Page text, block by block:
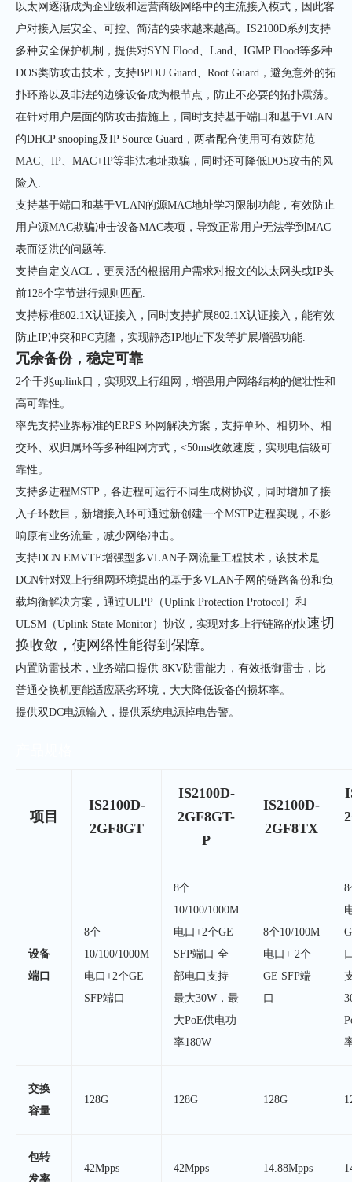
以太网逐渐成为企业级和运营商级网络中的主流接入模式，因此客
户对接入层安全、可控、简洁的要求越来越高。IS2100D系列支持
多种安全保护机制，提供对SYN Flood、Land、IGMP Flood等多种
DOS类防攻击技术，支持BPDU Guard、Root Guard，避免意外的拓
扑环路以及非法的边缘设备成为根节点，防止不必要的拓扑震荡。
在针对用户层面的防攻击措施上，同时支持基于端口和基于VLAN
的DHCP snooping及IP Source Guard，两者配合使用可有效防范
MAC、IP、MAC+IP等非法地址欺骗，同时还可降低DOS攻击的风
险入.
支持基于端口和基于VLAN的源MAC地址学习限制功能，有效防止
用户源MAC欺骗冲击设备MAC表项，导致正常用户无法学到MAC
表而泛洪的问题等.
支持自定义ACL，更灵活的根据用户需求对报文的以太网头或IP头
前128个字节进行规则匹配.
支持标准802.1X认证接入，同时支持扩展802.1X认证接入，能有效
防止IP冲突和PC克隆，实现静态IP地址下发等扩展增强功能.
冗余备份，稳定可靠
2个千兆uplink口，实现双上行组网，增强用户网络结构的健壮性和
高可靠性。
率先支持业界标准的ERPS 环网解决方案，支持单环、相切环、相
交环、双归属环等多种组网方式，<50ms收敛速度，实现电信级可
靠性。
支持多进程MSTP，各进程可运行不同生成树协议，同时增加了接
入子环数目，新增接入环可通过新创建一个MSTP进程实现，不影
响原有业务流量，减少网络冲击。
支持DCN EMVTE增强型多VLAN子网流量工程技术，该技术是
DCN针对双上行组网环境提出的基于多VLAN子网的链路备份和负
载均衡解决方案，通过ULPP（Uplink Protection Protocol）和
ULSM（Uplink State Monitor）协议，实现对多上行链路的快速切
换收敛，使网络性能得到保障。
内置防雷技术，业务端口提供 8KV防雷能力，有效抵御雷击，比
普通交换机更能适应恶劣环境，大大降低设备的损坏率。
提供双DC电源输入，提供系统电源掉电告警。
项目
IS2100D-
2GF8GT
IS2100D-
2GF8GT-
P
IS2100D-
2GF8TX
设备
端口
8个
10/100/1000M
电口+2个GE
SFP端口
8个
10/100/1000M
电口+2个GE
SFP端口 全
部电口支持
最大30W，最
大PoE供电功
率180W
8个10/100M
电口+ 2个
GE SFP端
口
8
交换
容量
128G 128G 128G
包转
发率
42Mpps 42Mpps 14.88Mpps